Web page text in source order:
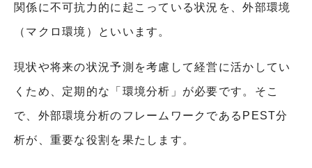
関係に不可抗力的に起こっている状況を、外部環境
（マクロ環境）といいます。
現状や将来の状況予測を考慮して経営に活かしてい
くため、定期的な「環境分析」が必要です。そこ
で、外部環境分析のフレームワークであるPEST分
析が、重要な役割を果たします。